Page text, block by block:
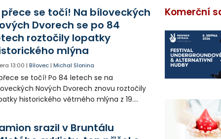
přece se točí! Na bíloveckých
Dvorech se po 84
roztočily lopatky
mlýna
13:00 |Bílovec |Michal Slonina
se točí! Po 84 letech se na
Nových Dvorech znovu roztočily
historického větrného mlýna z 19.
srazil v Bruntálu
Komerční